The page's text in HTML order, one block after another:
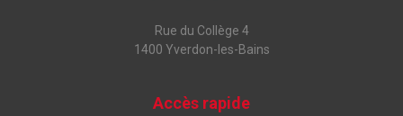
Rue du Collège 4
1400 Yverdon-les-Bains
Accès rapide